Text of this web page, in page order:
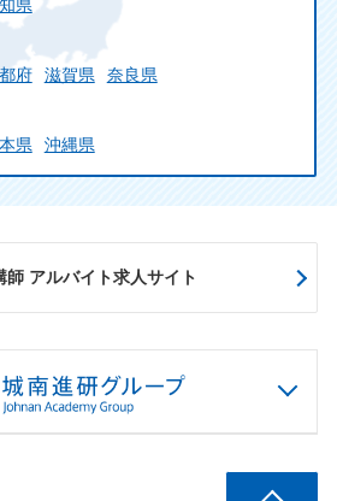
県
府 滋賀県
奈良県
県 沖縄県
師 アルバイト求人サイト